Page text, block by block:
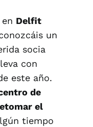
Delfit
un
socia
con
este año.
de
el
tiempo